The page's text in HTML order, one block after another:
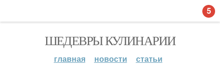
ШЕДЕВРЫ КУЛИНАРИИ
главная новости статьи
5